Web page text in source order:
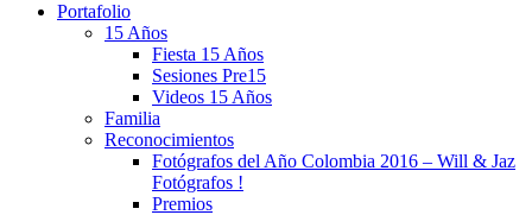
Portafolio
15 Años
Fiesta 15 Años
Sesiones Pre15
Videos 15 Años
Familia
Reconocimientos
Fotógrafos del Año Colombia 2016 – Will & Jaz
Fotógrafos !
Premios